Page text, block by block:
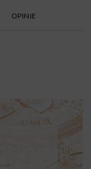
OPINIE